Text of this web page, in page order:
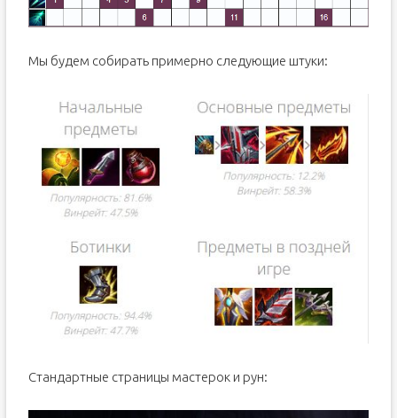
Мы будем собирать примерно следующие штуки:
Стандартные страницы мастерок и рун: